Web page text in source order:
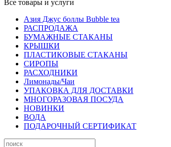
Все товары и услуги
Азия Джус боллы Bubble tea
РАСПРОДАЖА
БУМАЖНЫЕ СТАКАНЫ
КРЫШКИ
ПЛАСТИКОВЫЕ СТАКАНЫ
СИРОПЫ
РАСХОДНИКИ
Лимонады/Чаи
УПАКОВКА ДЛЯ ДОСТАВКИ
МНОГОРАЗОВАЯ ПОСУДА
НОВИНКИ
ВОДА
ПОДАРОЧНЫЙ СЕРТИФИКАТ